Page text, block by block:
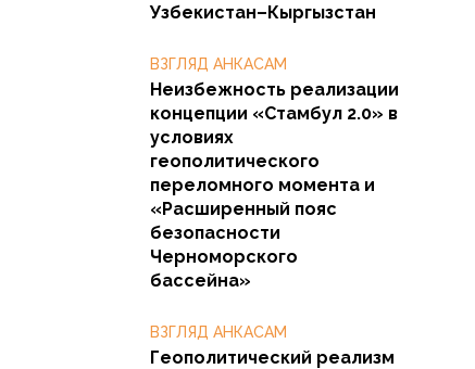
Узбекистан–Кыргызстан
ВЗГЛЯД АНКАСАМ
Неизбежность реализации
концепции «Стамбул 2.0» в
условиях
геополитического
переломного момента и
«Расширенный пояс
безопасности
Черноморского
бассейна»
ВЗГЛЯД АНКАСАМ
Геополитический реализм